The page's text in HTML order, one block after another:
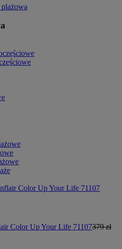
Color Up Your Life 71107379 zł